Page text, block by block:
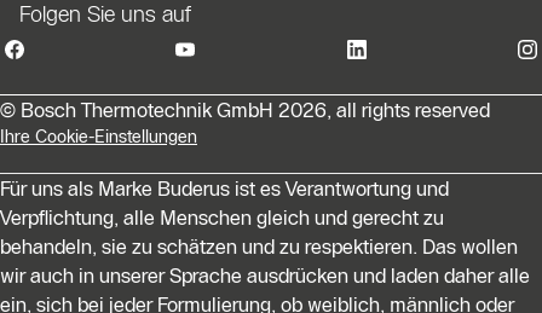
Folgen Sie uns auf
© Bosch Thermotechnik GmbH 2026, all rights reserved
Ihre Cookie-Einstellungen
Für uns als Marke Buderus ist es Verantwortung und
Verpflichtung, alle Menschen gleich und gerecht zu
behandeln, sie zu schätzen und zu respektieren. Das wollen
wir auch in unserer Sprache ausdrücken und laden daher alle
ein, sich bei jeder Formulierung, ob weiblich, männlich oder